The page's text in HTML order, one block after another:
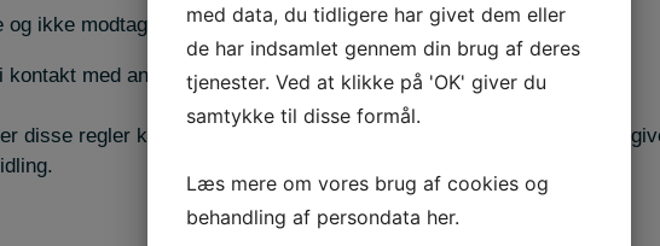
og ikke modtager hjælp fra andre.
kontakt med andre under testen.
disse regler kan det have konsekvenser for både dig og din
med data, du tidligere har givet dem eller
de har indsamlet gennem din brug af deres
tjenester. Ved at klikke på 'OK' giver du
samtykke til disse formål.
Læs mere om vores brug af cookies og
behandling af persondata her.